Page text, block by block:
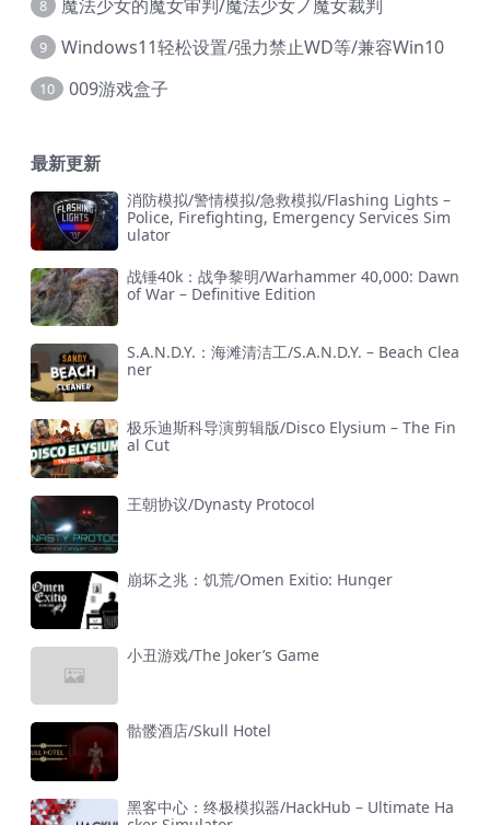
8 魔法少女的魔女审判/魔法少女ノ魔女裁判
9 Windows11轻松设置/强力禁止WD等/兼容Win10
10 009游戏盒子
最新更新
消防模拟/警情模拟/急救模拟/Flashing Lights –
Police, Firefighting, Emergency Services Sim
ulator
战锤40k：战争黎明/Warhammer 40,000: Dawn
of War – Definitive Edition
S.A.N.D.Y.：海滩清洁工/S.A.N.D.Y. – Beach Clea
ner
极乐迪斯科导演剪辑版/Disco Elysium – The Fin
al Cut
王朝协议/Dynasty Protocol
崩坏之兆：饥荒/Omen Exitio: Hunger
小丑游戏/The Joker’s Game
骷髅酒店/Skull Hotel
黑客中心：终极模拟器/HackHub – Ultimate Ha